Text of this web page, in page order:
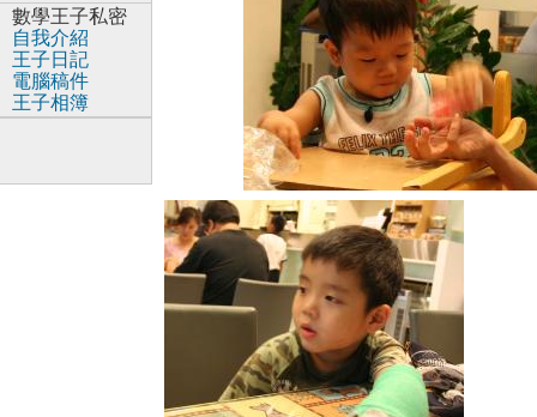
數學王子私密
自我介紹
王子日記
電腦稿件
王子相簿